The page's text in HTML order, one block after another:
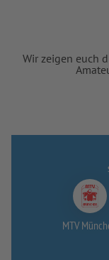
Wir zeigen euch
MTV